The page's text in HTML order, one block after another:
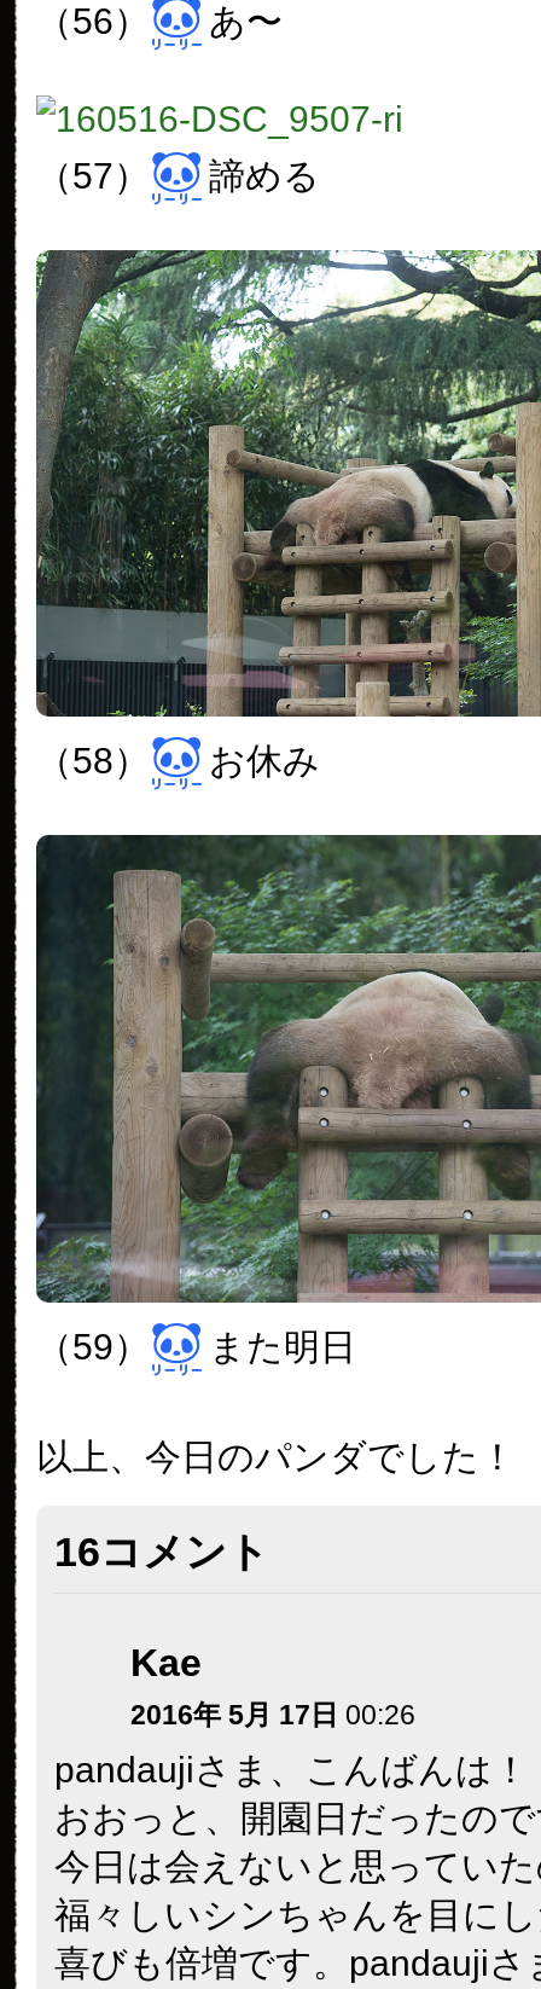
（56） あ〜
（57） 諦める
（58） お休み
（59） また明日
以上、今日のパンダでした！
16コメント
Kae
2016年 5月 17日 00:26
pandaujiさま、こんばんは！
おおっと、開園日だったの
今日は会えないと思ってい
福々しいシンちゃんを目に
喜びも倍増です。pandaujiさ